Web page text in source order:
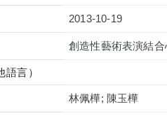
2013-10-19
創造性藝術表演結
言）
林佩樺; 陳玉樺